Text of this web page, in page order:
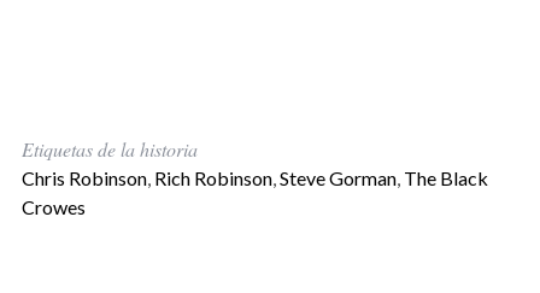
Etiquetas de la historia
Chris Robinson, Rich Robinson,Steve Gorman, The Black
Crowes